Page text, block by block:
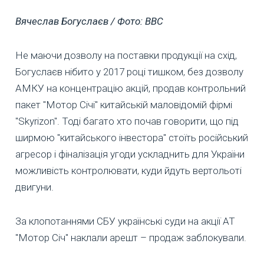
Вячеслав Богуслаєв / Фото: ВВС
Не маючи дозволу на поставки продукції на схід,
Богуслаєв нібито у 2017 році тишком, без дозволу
АМКУ на концентрацію акцій, продав контрольний
пакет "Мотор Січі" китайській маловідомій фірмі
"Skyrizon". Тоді багато хто почав говорити, що під
ширмою "китайського інвестора" стоїть російський
агресор і фіналізація угоди ускладнить для України
можливість контролювати, куди йдуть вертольоті
двигуни.
За клопотаннями СБУ українські суди на акції АТ
"Мотор Січ" наклали арешт – продаж заблокували.